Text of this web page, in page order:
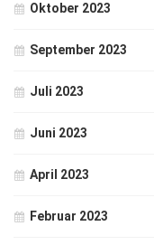
Oktober 2023
September 2023
Juli 2023
Juni 2023
April 2023
Februar 2023